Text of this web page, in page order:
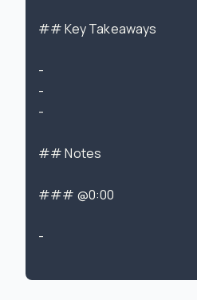
## Key Takeaways
-
-
-
## Notes
### @0:00
-